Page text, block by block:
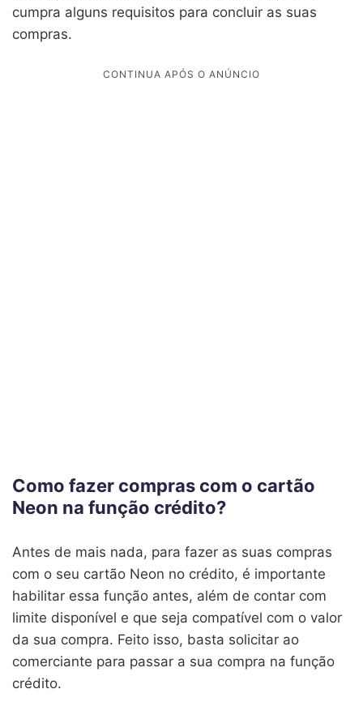
cumpra alguns requisitos para concluir as suas
compras.
Como fazer compras com o cartão
Neon na função crédito?
Antes de mais nada, para fazer as suas compras
com o seu cartão Neon no crédito, é importante
habilitar essa função antes, além de contar com
limite disponível e que seja compatível com o valor
da sua compra. Feito isso, basta solicitar ao
comerciante para passar a sua compra na função
crédito.